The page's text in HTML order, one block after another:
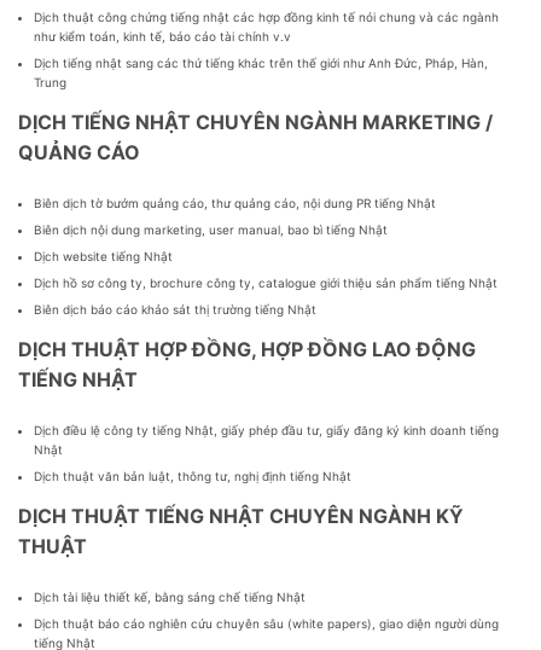
Dịch thuật công chứng tiếng nhật các hợp đồng kinh tế nói chung và các ngành
như kiểm toán, kinh tế, báo cáo tài chính v.v
Dịch tiếng nhật sang các thứ tiếng khác trên thế giới như Anh Đức, Pháp, Hàn,
Trung
DỊCH TIẾNG NHẬT CHUYÊN NGÀNH MARKETING /
QUẢNG CÁO
Biên dịch tờ bướm quảng cáo, thư quảng cáo, nội dung PR tiếng Nhật
Biên dịch nội dung marketing, user manual, bao bì tiếng Nhật
Dịch website tiếng Nhật
Dịch hồ sơ công ty, brochure công ty, catalogue giới thiệu sản phẩm tiếng Nhật
Biên dịch báo cáo khảo sát thị trường tiếng Nhật
DỊCH THUẬT HỢP ĐỒNG, HỢP ĐỒNG LAO ĐỘNG
TIẾNG NHẬT
Dịch điều lệ công ty tiếng Nhật, giấy phép đầu tư, giấy đăng ký kinh doanh tiếng
Nhật
Dịch thuật văn bản luật, thông tư, nghị định tiếng Nhật
DỊCH THUẬT TIẾNG NHẬT CHUYÊN NGÀNH KỸ
THUẬT
Dịch tài liệu thiết kế, bằng sáng chế tiếng Nhật
Dịch thuật báo cáo nghiên cứu chuyên sâu (white papers), giao diện người dùng
tiếng Nhật